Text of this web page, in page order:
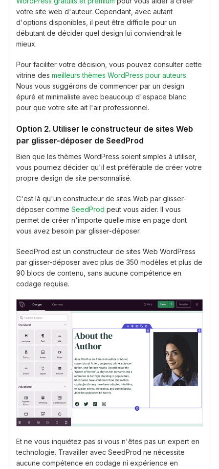
votre site web d'auteur. Cependant, avec autant
d'options disponibles, il peut être difficile pour un
débutant de décider quel design lui conviendrait le
mieux.
Pour faciliter votre décision, vous pouvez consulter cette
vitrine des meilleurs thèmes WordPress pour auteurs.
Nous vous suggérons de commencer par un design
épuré et minimaliste avec beaucoup d'espace blanc
pour que votre site ait l'air professionnel.
Option 2. Utiliser le constructeur de sites Web
par glisser-déposer de SeedProd
Bien que les thèmes WordPress soient simples à utiliser,
vous pourriez décider qu'il est préférable de créer votre
propre design de site personnalisé.
C'est là qu'un constructeur de sites Web par glisser-
déposer comme SeedProd peut vous aider. Il vous
permet de créer n'importe quelle mise en page dont
vous avez besoin par glisser-déposer.
SeedProd est un constructeur de sites Web WordPress
par glisser-déposer avec plus de 350 modèles et plus de
90 blocs de contenu, sans aucune compétence en
codage requise.
Et ne vous inquiétez pas si vous n'êtes pas un expert en
technologie. Travailler avec SeedProd ne nécessite
aucune compétence en codage ni expérience en